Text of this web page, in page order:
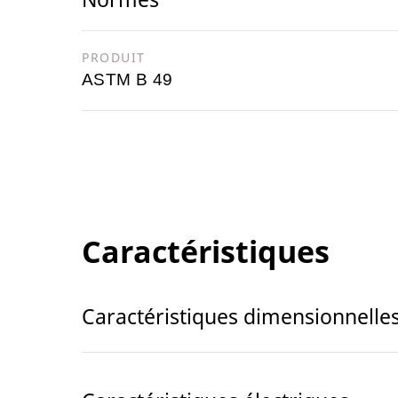
PRODUIT
ASTM B 49
Caractéristiques
Caractéristiques